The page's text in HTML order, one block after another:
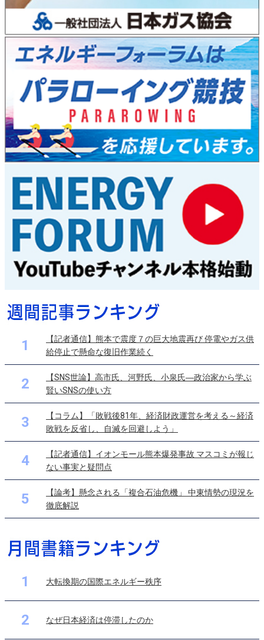
1
【記者通信】熊本で震度７の巨大地震再び 停電やガス供
給停止で懸命な復旧作業続く
2
【SNS世論】高市氏、河野氏、小泉氏―政治家から学ぶ
賢いSNSの使い方
3
【コラム】「敗戦後81年、経済財政運営を考える～経済
敗戦を反省し、自滅を回避しよう」
4
【記者通信】イオンモール熊本爆発事故 マスコミが報じ
ない事実と疑問点
5
【論考】懸念される「複合石油危機」 中東情勢の現況を
徹底解説
1 大転換期の国際エネルギー秩序
2 なぜ日本経済は停滞したのか